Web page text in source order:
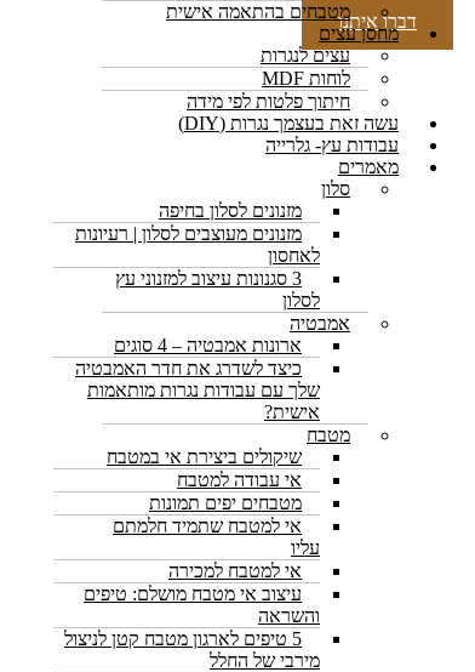
דברו איתנומטבחים בהתאמה אישית
מחסן עצים
עצים לנגרות
לוחות MDF
חיתוך פלטות לפי מידה
עשה זאת בעצמך נגרות (DIY)
עבודות עץ- גלרייה
מאמרים
סלון
מזנונים לסלון בחיפה
מזנונים מעוצבים לסלון | רעיונות
לאחסון
3 סגנונות עיצוב למזנוני עץ
לסלון
אמבטיה
ארונות אמבטיה – 4 סוגים
כיצד לשדרג את חדר האמבטיה
שלך עם עבודות נגרות מותאמות
אישית?
מטבח
שיקולים ביצירת אי במטבח
אי עבודה למטבח
מטבחים יפים תמונות
אי למטבח שתמיד חלמתם
עליו
אי למטבח למכירה
עיצוב אי מטבח מושלם: טיפים
והשראה
5 טיפים לארגון מטבח קטן לניצול
מירבי של החלל